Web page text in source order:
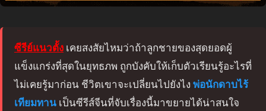
ซีรีย์แนวตั้ง เคยสงสัยไหมว่าถ้าลูกชายของสุดยอดผู้
แข็งแกร่งที่สุดในยุทธภพ ถูกบังคับให้เก็บตัวเรียนรู้อะไรที่
ไม่เคยรู้มาก่อน ชีวิตเขาจะเปลี่ยนไปยังไง พ่อนักดาบไร้
เทียมทาน เป็นซีรีส์จีนที่จับเรื่องนี้มาขยายได้น่าสนใจ